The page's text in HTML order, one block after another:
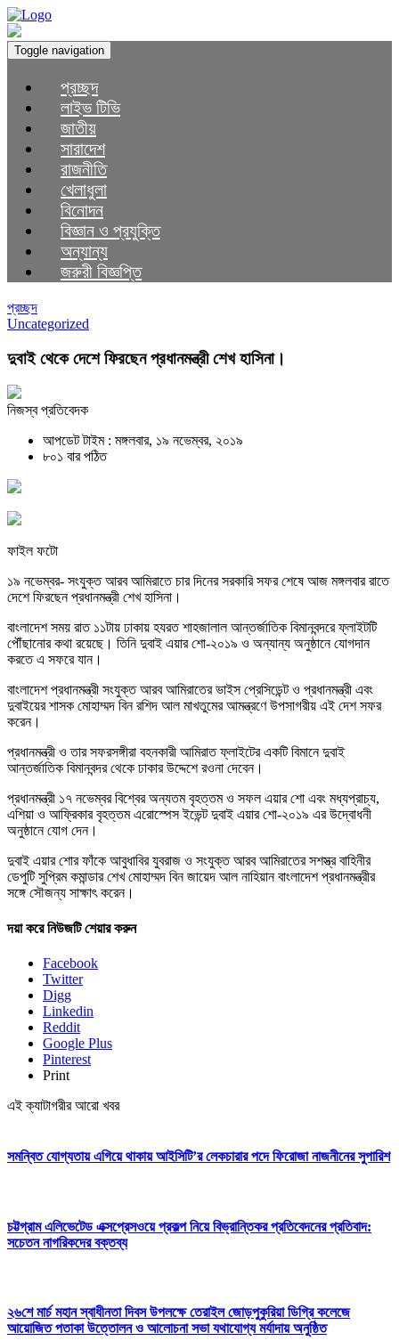
Toggle navigation
প্রচ্ছদ
লাইভ টিভি
জাতীয়
সারাদেশ
রাজনীতি
খেলাধুলা
বিনোদন
বিজ্ঞান ও প্রযুক্তি
অন্যান্য
জরুরী বিজ্ঞপ্তি
প্রচ্ছদ
Uncategorized
দুবাই থেকে দেশে ফিরছেন প্রধানমন্ত্রী শেখ হাসিনা।
নিজস্ব প্রতিবেদক
আপডেট টাইম : মঙ্গলবার, ১৯ নভেম্বর, ২০১৯
৮০১ বার পঠিত
ফাইল ফটো
১৯ নভেম্বর- সংযুক্ত আরব আমিরাতে চার দিনের সরকারি সফর শেষে আজ মঙ্গলবার রাতে
দেশে ফিরছেন প্রধানমন্ত্রী শেখ হাসিনা।
বাংলাদেশ সময় রাত ১১টায় ঢাকায় হযরত শাহজালাল আন্তর্জাতিক বিমানবন্দরে ফ্লাইটটি
পৌঁছানোর কথা রয়েছে। তিনি দুবাই এয়ার শো-২০১৯ ও অন্যান্য অনুষ্ঠানে যোগদান
করতে এ সফরে যান।
বাংলাদেশ প্রধানমন্ত্রী সংযুক্ত আরব আমিরাতের ভাইস প্রেসিডেন্ট ও প্রধানমন্ত্রী এবং
দুবাইয়ের শাসক মোহাম্মদ বিন রশিদ আল মাখতুমের আমন্ত্রণে উপসাগরীয় এই দেশ সফর
করেন।
প্রধানমন্ত্রী ও তার সফরসঙ্গীরা বহনকারী আমিরাত ফ্লাইটের একটি বিমানে দুবাই
আন্তর্জাতিক বিমানবন্দর থেকে ঢাকার উদ্দেশে রওনা দেবেন।
প্রধানমন্ত্রী ১৭ নভেম্বর বিশ্বের অন্যতম বৃহত্তম ও সফল এয়ার শো এবং মধ্যপ্রাচ্য,
এশিয়া ও আফ্রিকার বৃহত্তম এরোস্পেস ইভেন্ট দুবাই এয়ার শো-২০১৯ এর উদ্বোধনী
অনুষ্ঠানে যোগ দেন।
দুবাই এয়ার শোর ফাঁকে আবুধাবির যুবরাজ ও সংযুক্ত আরব আমিরাতের সশস্ত্র বাহিনীর
ডেপুটি সুপ্রিম কমান্ডার শেখ মোহাম্মদ বিন জায়েদ আল নাহিয়ান বাংলাদেশ প্রধানমন্ত্রীর
সঙ্গে সৌজন্য সাক্ষাৎ করেন।
দয়া করে নিউজটি শেয়ার করুন
Facebook
Twitter
Digg
Linkedin
Reddit
Google Plus
Pinterest
Print
এই ক্যাটাগরীর আরো খবর
সমন্বিত যোগ্যতায় এগিয়ে থাকায় আইসিটি’র লেকচারার পদে ফিরোজা নাজনীনের সুপারিশ
চট্টগ্রাম এলিভেটেড এক্সপ্রেসওয়ে প্রকল্প নিয়ে বিভ্রান্তিকর প্রতিবেদনের প্রতিবাদ:
সচেতন নাগরিকদের বক্তব্য
২৬শে মার্চ মহান স্বাধীনতা দিবস উপলক্ষে তেরাইল জোড়পুকুরিয়া ডিগ্রি কলেজে
আয়োজিত পতাকা উত্তোলন ও আলোচনা সভা যথাযোগ্য মর্যাদায় অনুষ্ঠিত